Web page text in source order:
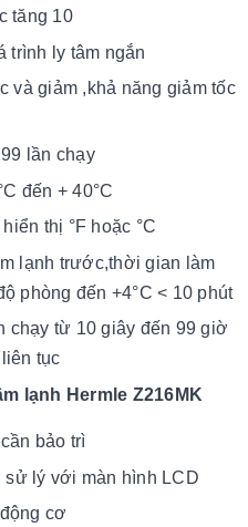
tăng 10
trình ly tâm ngắn
và giảm ,khả năng giảm tốc
99 lần chạy
đến + 40°C
thị °F hoặc °C
lạnh trước,thời gian làm
phòng đến +4°C < 10 phút
chạy từ 10 giây đến 99 giờ
tục
lạnh Hermle Z216MK
bảo trì
sử lý với màn hình LCD
cơ